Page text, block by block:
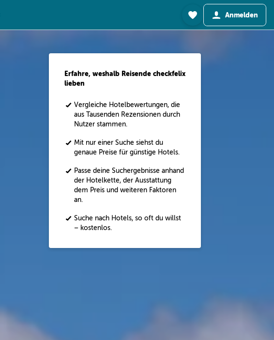
Anmelden
Erfahre, weshalb Reisende checkfelix
lieben
Vergleiche Hotelbewertungen, die
aus Tausenden Rezensionen durch
Nutzer stammen.
Mit nur einer Suche siehst du
genaue Preise für günstige Hotels.
Passe deine Suchergebnisse anhand
der Hotelkette, der Ausstattung
dem Preis und weiteren Faktoren
an.
Suche nach Hotels, so oft du willst
– kostenlos.